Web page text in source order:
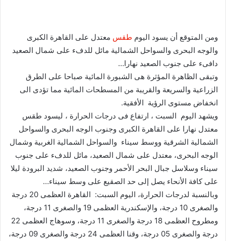
ومن المتوقع أن يسود اليوم طقس معتدل على القاهرة الكبرى
والوجه البحرى والسواحل الشمالية مائل للدفء على شمال الصعيد
دافىء على جنوب الصعيد نهارا…
وتبقى الظاهرة المؤثرة هى الشبورة المائية صباحا على الطرق
الزراعية والسريعة والقريبة من المسطحات المائية مما تؤدى الى
انخفاض مستوى الرؤية الأفقية.
ويشهد اليوم السبت ، ارتفاع فى درجات الحرارة ، ليسود طقس
معتدل نهارا على القاهرة الكبرى وجنوب الوجه البحرى والسواحل
الشمالية الشرقية ووسط سيناء والسواحل الشمالية الغربية وشمال
الوجه البحرى، معتدل على شمال الصعيد، مائل للدفء على جنوب
سيناء وسلاسل جبال البحر الأحمر وجنوب الصعيد، شديد البرودة ليلا
على كافة الأنحاء يصل إلى حد الصقيع على وسط سيناء…
وبالنسبة لدرجات الحرارة، اليوم السبت: القاهرة العظمى 20 درجة
والصغرى 10 درجة، والإسكندرية العظمى 19 والصغرى 11 درجة،
ومطروح العظمى 18 درجة والصغرى 11 درجة، وسوهاج العظمى 22
درجة والصغرى 05 درجة، وقنا العظمى 24 درجة والصغرى 09 درجة،